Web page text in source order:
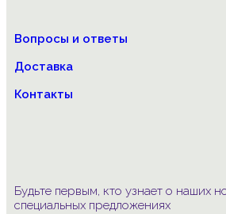
Вопросы и ответы
Доставка
Контакты
Будьте первым, кто узнает о наших
специальных предложениях